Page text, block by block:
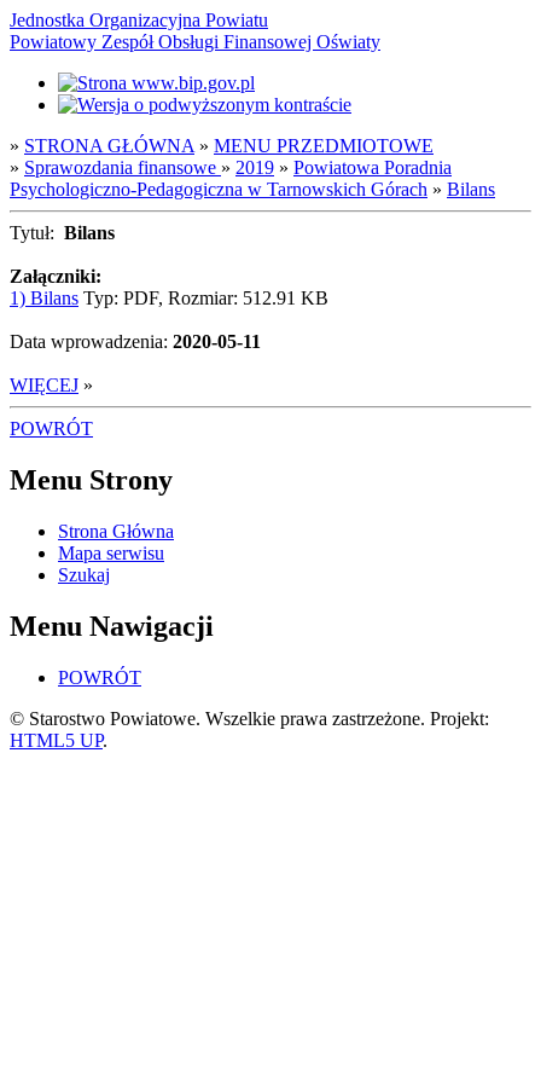
Jednostka Organizacyjna Powiatu
Powiatowy Zespół Obsługi Finansowej Oświaty
» STRONA GŁÓWNA » MENU PRZEDMIOTOWE
» Sprawozdania finansowe » 2019 » Powiatowa Poradnia
Psychologiczno-Pedagogiczna w Tarnowskich Górach » Bilans
Tytuł: Bilans
Załączniki:
1) Bilans Typ: PDF, Rozmiar: 512.91 KB
Data wprowadzenia: 2020-05-11
WIĘCEJ »
POWRÓT
Menu Strony
Strona Główna
Mapa serwisu
Szukaj
Menu Nawigacji
POWRÓT
© Starostwo Powiatowe. Wszelkie prawa zastrzeżone. Projekt:
HTML5 UP.